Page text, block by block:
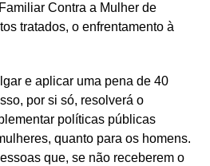
Contra a Mulher de
tratados, o enfrentamento à
e aplicar uma pena de 40
por si só, resolverá o
políticas públicas
quanto para os homens.
que, se não receberem o